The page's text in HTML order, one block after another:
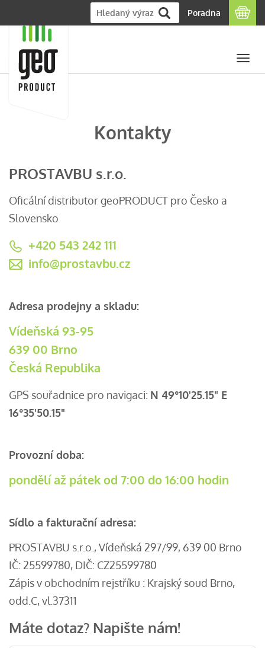
Poradna
Kontakty
PROSTAVBU s.r.o.
Oficální distributor geoPRODUCT pro Česko a
Slovensko
+420 543 242 111
info@prostavbu.cz
Adresa prodejny a skladu:
Vídeňská 93-95
639 00 Brno
Česká Republika
GPS souřadnice pro navigaci: N 49°10'25.15" E
16°35'50.15"
Provozní doba:
pondělí až pátek od 7:00 do 16:00 hodin
Sídlo a fakturační adresa:
PROSTAVBU s.r.o., Vídeňská 297/99, 639 00 Brno
IČ: 25599780, DIČ: CZ25599780
Zápis v obchodním rejstříku : Krajský soud Brno,
odd.C, vl.37311
Máte dotaz? Napište nám!